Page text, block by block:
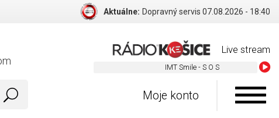
Aktuálne: Dopravný servis 07.08.2026 - 18:40
Live stream
IMT Smile - S O S
Moje konto